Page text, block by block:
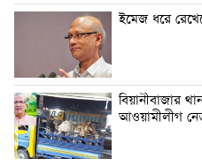
ইমেজ ধরে
বিয়ানীবাজার
আওয়ামীলীগ